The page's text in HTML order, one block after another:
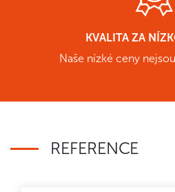
KVALITA ZA
Naše nízké ceny
REFERENCE